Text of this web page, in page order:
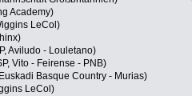
Academy)
LeCol)
Aviludo - Louletano)
Vito - Feirense - PNB)
Basque Country - Murias)
LeCol)